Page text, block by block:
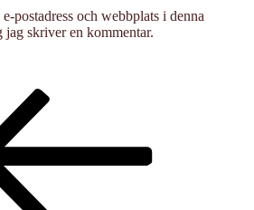
postadress och webbplats i denna
jag skriver en kommentar.